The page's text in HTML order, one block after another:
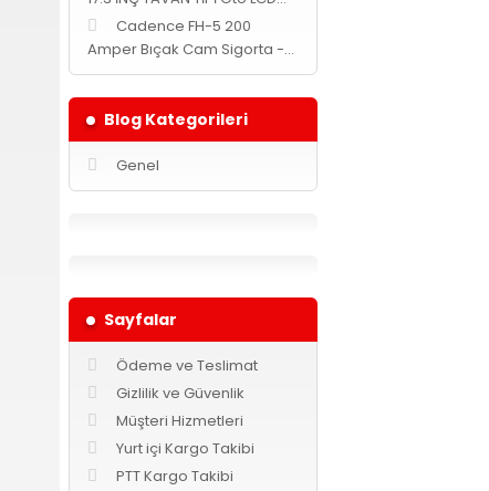
MONİTÖR -Siyah-
Cadence FH-5 200
Amper Bıçak Cam Sigorta -
Yuvarlak-
Blog Kategorileri
Genel
Sayfalar
Ödeme ve Teslimat
Gizlilik ve Güvenlik
Müşteri Hizmetleri
Yurt içi Kargo Takibi
PTT Kargo Takibi